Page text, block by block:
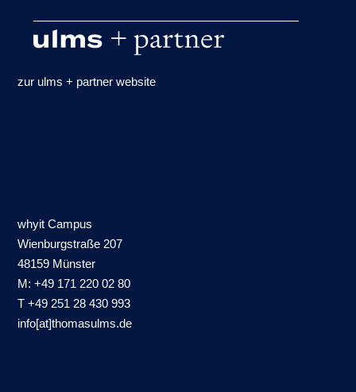
zur ulms + partner website
whyit Campus
Wienburgstraße 207
48159 Münster
M: +49 171 220 02 80
T +49 251 28 430 993
info[at]thomasulms.de